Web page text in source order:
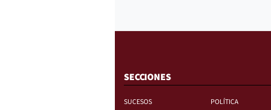
SECCIONES
SUCESOS
POLÍTICA